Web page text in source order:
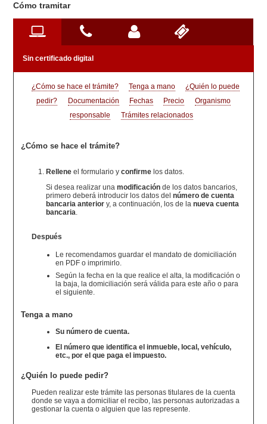
Cómo tramitar
Sin certificado digital
¿Cómo se hace el trámite? Tenga a mano
¿Quién lo puede
pedir?
Documentación Fechas Precio
Organismo
responsable
Trámites relacionados
¿Cómo se hace el trámite?
Relleneel formulario yconfirme los datos.
Si desea realizar unamodificación de los datos bancarios,
primero deberá introducir los datos delnúmero de cuenta
bancaria anterior y, a continuación, los de lanueva cuenta
bancaria
Después
Le recomendamos guardar el mandato de domiciliación
en PDF o imprimirlo.
Según la fecha en la que realice el alta, la modificación o
la baja, la domiciliación será válida para este año o para
el siguiente.
Tenga a mano
Su número de cuenta.
El número que identifica el inmueble, local, vehículo,
etc., por el que paga el impuesto.
¿Quién lo puede pedir?
Pueden realizar este trámite las personas titulares de la cuenta
donde se vaya a domiciliar el recibo, las personas autorizadas a
gestionar la cuenta o alguien que las represente.